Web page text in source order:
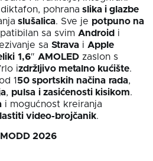
pohrana slika i glazbe
slušalica. Sve je potpuno na
sa svim Android i
sa Strava i Apple
1,6″ AMOLED zaslon s
izdržljivo metalno kućište.
150 sportskih načina rada,
, pulsa i zasićenosti kisikom.
i mogućnost kreiranja
video-brojčanik.
2026